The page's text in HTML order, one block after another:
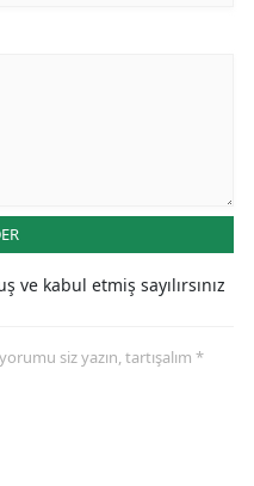
ve kabul etmiş sayılırsınız
siz yazın, tartışalım *